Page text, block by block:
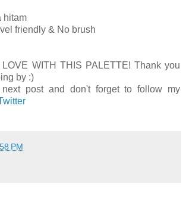
hitam
friendly & No brush
WITH THIS PALETTE! Thank you
by :)
post and don't forget to follow my
PM